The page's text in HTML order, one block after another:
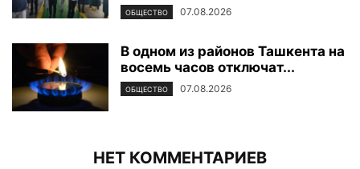
ОБЩЕСТВО 07.08.2026
В одном из районов Ташкента на
восемь часов отключат...
ОБЩЕСТВО 07.08.2026
НЕТ КОММЕНТАРИЕВ